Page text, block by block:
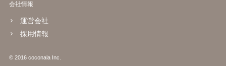
会社情報
運営会社
採用情報
© 2016 coconala Inc.